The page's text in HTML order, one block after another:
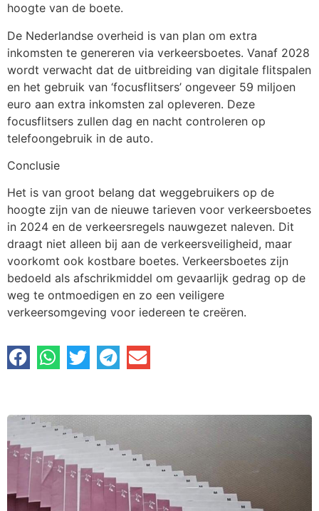
hoogte van de boete.
De Nederlandse overheid is van plan om extra
inkomsten te genereren via verkeersboetes. Vanaf 2028
wordt verwacht dat de uitbreiding van digitale flitspalen
en het gebruik van ‘focusflitsers’ ongeveer 59 miljoen
euro aan extra inkomsten zal opleveren. Deze
focusflitsers zullen dag en nacht controleren op
telefoongebruik in de auto.
Conclusie
Het is van groot belang dat weggebruikers op de
hoogte zijn van de nieuwe tarieven voor verkeersboetes
in 2024 en de verkeersregels nauwgezet naleven. Dit
draagt niet alleen bij aan de verkeersveiligheid, maar
voorkomt ook kostbare boetes. Verkeersboetes zijn
bedoeld als afschrikmiddel om gevaarlijk gedrag op de
weg te ontmoedigen en zo een veiligere
verkeersomgeving voor iedereen te creëren.